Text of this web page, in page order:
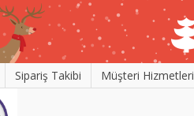
Sipariş Takibi Müşteri Hizmetleri